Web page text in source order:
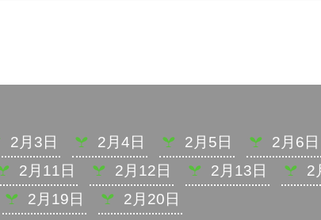
2月3日 2月4日 2月5日 2月6日
2月11日 2月12日 2月13日 2
2月19日 2月20日